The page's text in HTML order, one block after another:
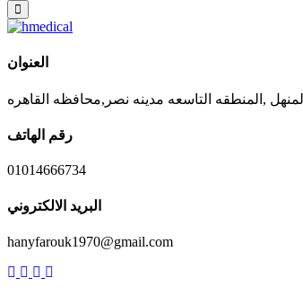
العنوان
رقم الهاتف
01014666734
البريد الالكتروني
hanyfarouk1970@gmail.com